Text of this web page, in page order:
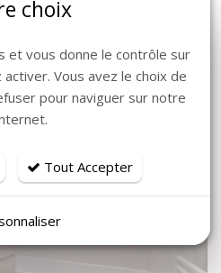
choix
et vous donne le contrôle sur
Vous avez le choix de
pour naviguer sur notre
Tout Accepter